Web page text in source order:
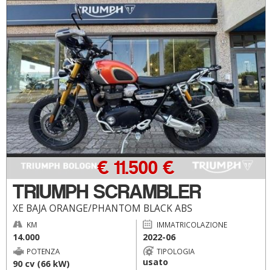
TRIUMPH SCRAMBLER
XE BAJA ORANGE/PHANTOM BLACK ABS
€ 11.500 €
KM
14.000
IMMATRICOLAZIONE
2022-06
POTENZA
90 cv (66 kW)
TIPOLOGIA
usato